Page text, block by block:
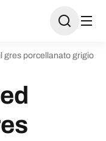
gres porcellanato grigio